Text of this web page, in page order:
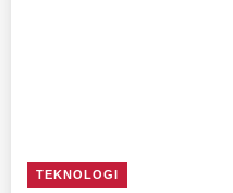
TEKNOLOGI